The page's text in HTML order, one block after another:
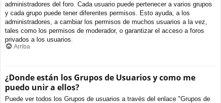
administradores del foro. Cada usuario puede pertenecer a varios grupos
y cada grupo puede tener diferentes permisos. Esto ayuda, a los
administradores, a cambiar los permisos de muchos usuarios a la vez,
tales como los permisos de moderador, o garantizar el acceso a foros
privados a los usuarios.
Arriba
¿Donde están los Grupos de Usuarios y como me
puedo unir a ellos?
Puede ver todos los Grupos de usuarios a través del enlace "Grupos de